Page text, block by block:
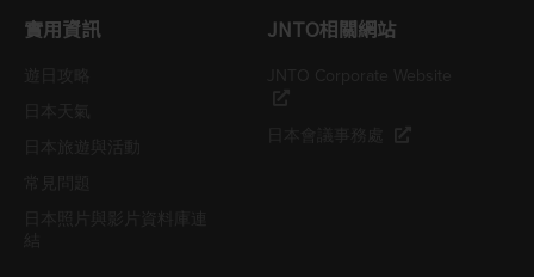
實用資訊 JNTO相關網站